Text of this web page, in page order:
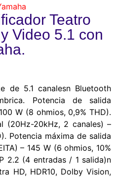
Teatro
Video 5.1 con
de 5.1 canalesn Bluetooth
Potencia de salida
W (8 ohmios, 0,9% THD).
(20Hz-20kHz, 2 canales) –
Potencia máxima de salida
– 145 W (6 ohmios, 10%
2.2 (4 entradas / 1 salida)n
HD, HDR10, Dolby Vision,